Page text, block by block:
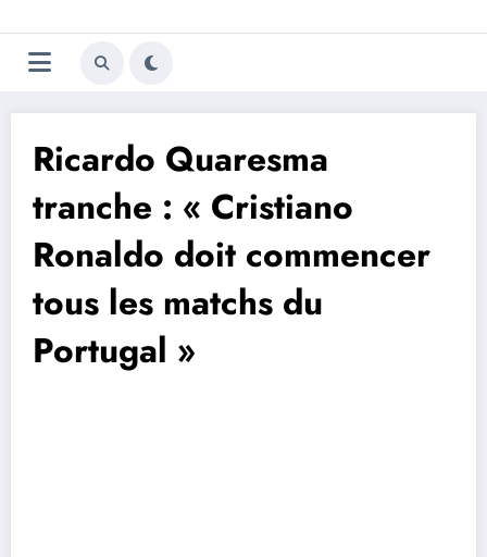
au
contenu
Trivela
L'actualité du football
Ricardo Quaresma
tranche : « Cristiano
Ronaldo doit commencer
tous les matchs du
Portugal »